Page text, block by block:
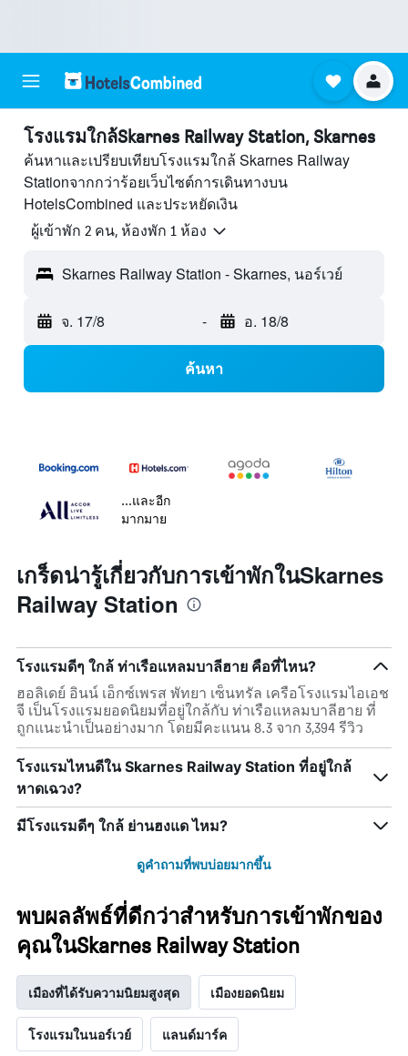
โรงแรมใกล้Skarnes Railway Station, Skarnes
ค้นหาและเปรียบเทียบโรงแรมใกล้ Skarnes Railway
Stationจากกว่าร้อยเว็บไซต์การเดินทางบน
HotelsCombined และประหยัดเงิน
ผู้เข้าพัก 2 คน, ห้องพัก 1 ห้อง
Skarnes Railway Station - Skarnes, นอร์เวย์
จ. 17/8 - อ. 18/8
ค้นหา
...และอีก
มากมาย
เกร็ดน่ารู้เกี่ยวกับการเข้าพักในSkarnes
Railway Station
โรงแรมดีๆ ใกล้ ท่าเรือแหลมบาลีฮาย คือที่ไหน?
ฮอลิเดย์ อินน์ เอ็กซ์เพรส พัทยา เซ็นทรัล เครือโรงแรมไอเอช
จี เป็นโรงแรมยอดนิยมที่อยู่ใกล้กับ ท่าเรือแหลมบาลีฮาย ที่
ถูกแนะนำเป็นอย่างมาก โดยมีคะแนน 8.3 จาก 3,394 รีวิว
โรงแรมไหนดีใน Skarnes Railway Station ที่อยู่ใกล้
หาดเฉวง?
มีโรงแรมดีๆ ใกล้ ย่านฮงแด ไหม?
ดูคำถามที่พบบ่อยมากขึ้น
พบผลลัพธ์ที่ดีกว่าสำหรับการเข้าพักของ
คุณในSkarnes Railway Station
เมืองที่ได้รับความนิยมสูงสุด เมืองยอดนิยม
โรงแรมในนอร์เวย์ แลนด์มาร์ค